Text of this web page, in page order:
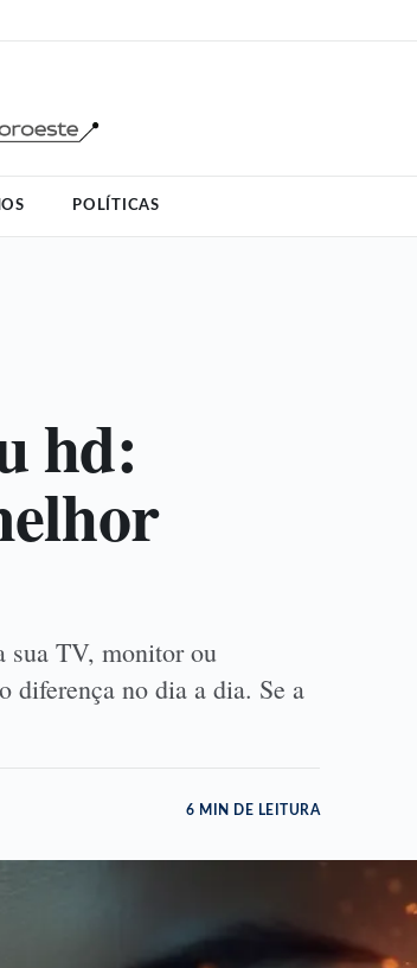
POLÍTICAS
hd:
sua TV, monitor ou
diferença no dia a dia. Se a
6 MIN DE LEITURA